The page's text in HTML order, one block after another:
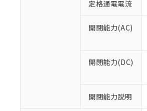
定格通電電流
開閉能力(AC)
開閉能力(DC)
開閉能力説明